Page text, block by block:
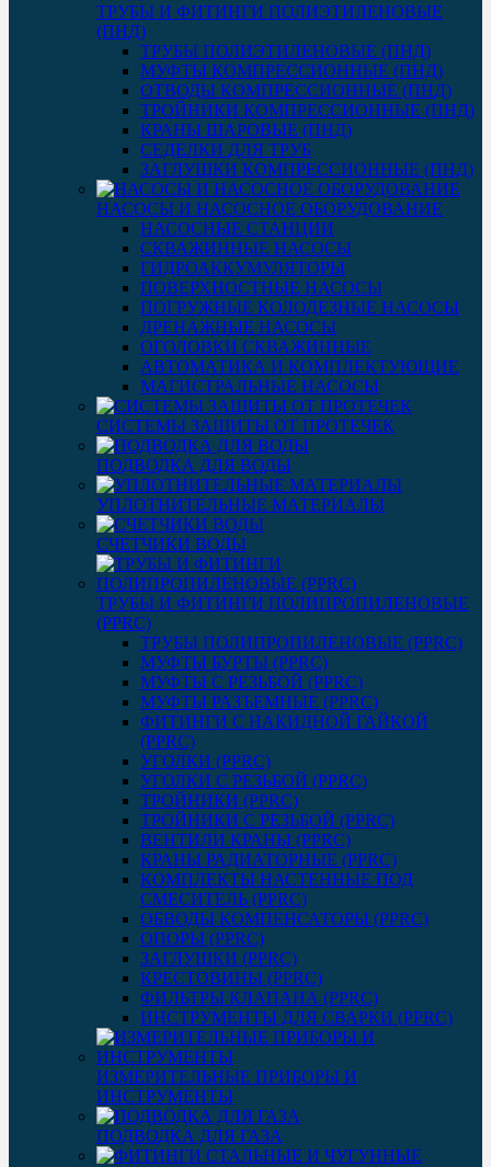
ТРУБЫ И ФИТИНГИ ПОЛИЭТИЛЕНОВЫЕ
(ПНД)
ТРУБЫ ПОЛИЭТИЛЕНОВЫЕ (ПНД)
МУФТЫ КОМПРЕССИОННЫЕ (ПНД)
ОТВОДЫ КОМПРЕССИОННЫЕ (ПНД)
ТРОЙНИКИ КОМПРЕССИОННЫЕ (ПНД)
КРАНЫ ШАРОВЫЕ (ПНД)
СЕДЕЛКИ ДЛЯ ТРУБ
ЗАГЛУШКИ КОМПРЕССИОННЫЕ (ПНД)
НАСОСЫ И НАСОСНОЕ ОБОРУДОВАНИЕ
НАСОСНЫЕ СТАНЦИИ
СКВАЖИННЫЕ НАСОСЫ
ГИДРОАККУМУЛЯТОРЫ
ПОВЕРХНОСТНЫЕ НАСОСЫ
ПОГРУЖНЫЕ КОЛОДЕЗНЫЕ НАСОСЫ
ДРЕНАЖНЫЕ НАСОСЫ
ОГОЛОВКИ СКВАЖИННЫЕ
АВТОМАТИКА И КОМПЛЕКТУЮЩИЕ
МАГИСТРАЛЬНЫЕ НАСОСЫ
СИСТЕМЫ ЗАЩИТЫ ОТ ПРОТЕЧЕК
ПОДВОДКА ДЛЯ ВОДЫ
УПЛОТНИТЕЛЬНЫЕ МАТЕРИАЛЫ
СЧЕТЧИКИ ВОДЫ
ТРУБЫ И ФИТИНГИ ПОЛИПРОПИЛЕНОВЫЕ
(PPRC)
ТРУБЫ ПОЛИПРОПИЛЕНОВЫЕ (PPRC)
МУФТЫ БУРТЫ (PPRC)
МУФТЫ C РЕЗЬБОЙ (PPRC)
МУФТЫ РАЗЪЕМНЫЕ (PPRC)
ФИТИНГИ С НАКИДНОЙ ГАЙКОЙ
(PPRC)
УГОЛКИ (PPRC)
УГОЛКИ С РЕЗЬБОЙ (PPRC)
ТРОЙНИКИ (PPRC)
ТРОЙНИКИ С РЕЗЬБОЙ (PPRC)
ВЕНТИЛИ КРАНЫ (PPRC)
КРАНЫ РАДИАТОРНЫЕ (PPRC)
КОМПЛЕКТЫ НАСТЕННЫЕ ПОД
СМЕСИТЕЛЬ (PPRC)
ОБВОДЫ КОМПЕНСАТОРЫ (PPRC)
ОПОРЫ (PPRC)
ЗАГЛУШКИ (PPRC)
КРЕСТОВИНЫ (PPRC)
ФИЛЬТРЫ КЛАПАНА (PPRC)
ИНСТРУМЕНТЫ ДЛЯ СВАРКИ (PPRC)
ИЗМЕРИТЕЛЬНЫЕ ПРИБОРЫ И
ИНСТРУМЕНТЫ
ПОДВОДКА ДЛЯ ГАЗА